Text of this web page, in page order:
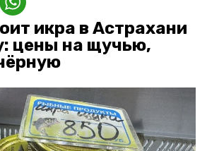
икра в Астрахани
цены на щучью,